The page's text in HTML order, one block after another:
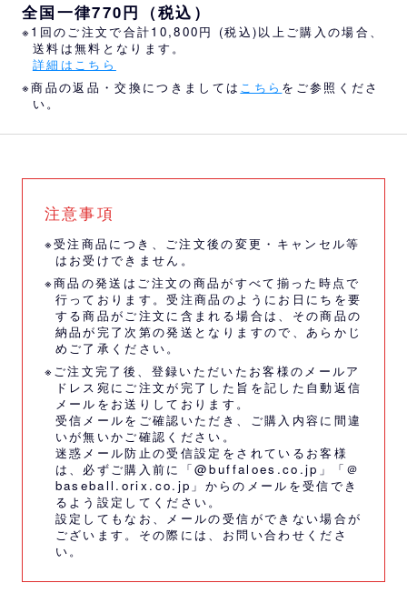
全国一律770円（税込）
※1回のご注文で合計10,800円 (税込)以上ご購入の場合、
送料は無料となります。
詳細はこちら
※商品の返品・交換につきましては こちら をご参照くださ
い。
注意事項
※受注商品につき、ご注文後の変更・キャンセル等
はお受けできません。
※商品の発送はご注文の商品がすべて揃った時点で
行っております。受注商品のようにお日にちを要
する商品がご注文に含まれる場合は、その商品の
納品が完了次第の発送となりますので、あらかじ
めご了承ください。
※ご注文完了後、登録いただいたお客様のメールア
ドレス宛にご注文が完了した旨を記した自動返信
メールをお送りしております。
受信メールをご確認いただき、ご購入内容に間違
いが無いかご確認ください。
迷惑メール防止の受信設定をされているお客様
は、必ずご購入前に「@buffaloes.co.jp」「＠
baseball.orix.co.jp」からのメールを受信でき
るよう設定してください。
設定してもなお、メールの受信ができない場合が
ございます。その際には、 お問い合わせくださ
い。